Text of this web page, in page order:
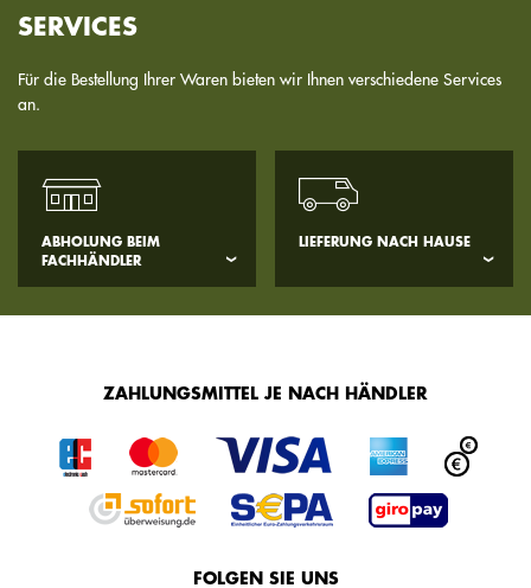
SERVICES
Für die Bestellung Ihrer Waren bieten wir Ihnen verschiedene Services
an.
ABHOLUNG BEIM
FACHHÄNDLER
LIEFERUNG NACH HAUSE
ZAHLUNGSMITTEL JE NACH HÄNDLER
FOLGEN SIE UNS